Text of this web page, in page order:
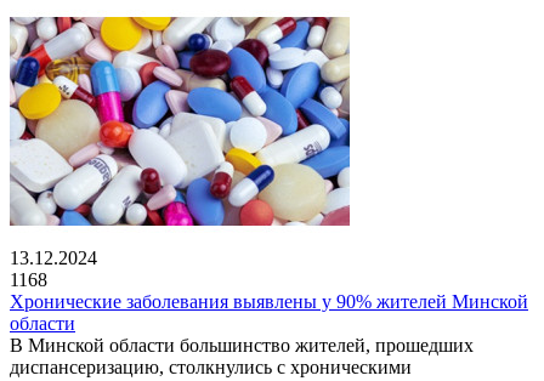
13.12.2024
1168
Хронические заболевания выявлены у 90% жителей Минской
области
В Минской области большинство жителей, прошедших
диспансеризацию, столкнулись с хроническими